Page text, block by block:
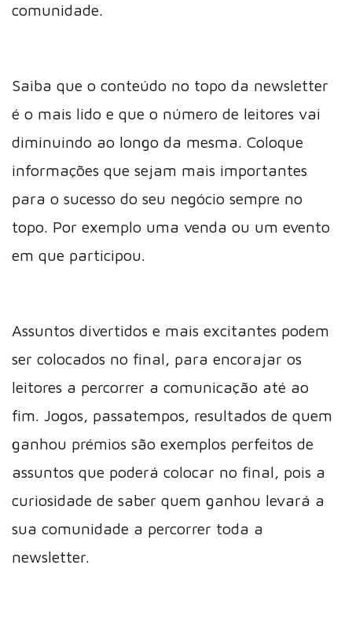
comunidade.
Saiba que o conteúdo no topo da newsletter
é o mais lido e que o número de leitores vai
diminuindo ao longo da mesma. Coloque
informações que sejam mais importantes
para o sucesso do seu negócio sempre no
topo. Por exemplo uma venda ou um evento
em que participou.
Assuntos divertidos e mais excitantes podem
ser colocados no final, para encorajar os
leitores a percorrer a comunicação até ao
fim. Jogos, passatempos, resultados de quem
ganhou prémios são exemplos perfeitos de
assuntos que poderá colocar no final, pois a
curiosidade de saber quem ganhou levará a
sua comunidade a percorrer toda a
newsletter.